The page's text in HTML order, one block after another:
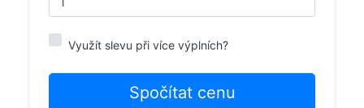
Využít slevu při více výplních?
Spočítat cenu